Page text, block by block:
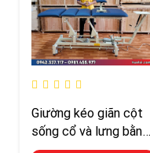
Giường kéo giãn cột
sống cổ và lưng bằng
điện CY-C101F – bàn